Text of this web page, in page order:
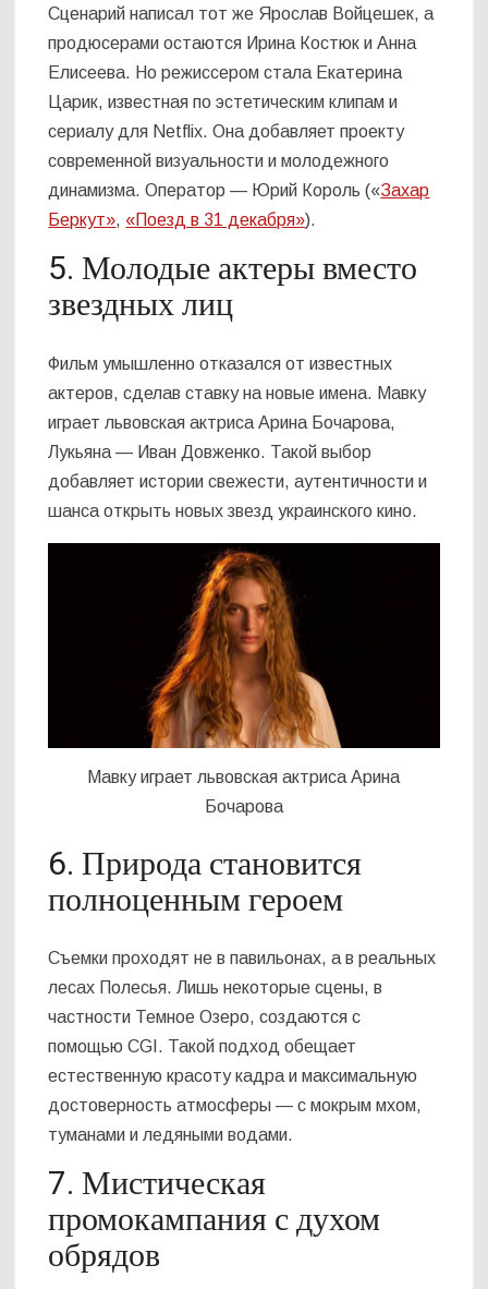
Сценарий написал тот же Ярослав Войцешек, а
продюсерами остаются Ирина Костюк и Анна
Елисеева. Но режиссером стала Екатерина
Царик, известная по эстетическим клипам и
сериалу для Netflix. Она добавляет проекту
современной визуальности и молодежного
динамизма. Оператор — Юрий Король («Захар
Беркут», «Поезд в 31 декабря»).
5. Молодые актеры вместо
звездных лиц
Фильм умышленно отказался от известных
актеров, сделав ставку на новые имена. Мавку
играет львовская актриса Арина Бочарова,
Лукьяна — Иван Довженко. Такой выбор
добавляет истории свежести, аутентичности и
шанса открыть новых звезд украинского кино.
Мавку играет львовская актриса Арина
Бочарова
6. Природа становится
полноценным героем
Съемки проходят не в павильонах, а в реальных
лесах Полесья. Лишь некоторые сцены, в
частности Темное Озеро, создаются с
помощью CGI. Такой подход обещает
естественную красоту кадра и максимальную
достоверность атмосферы — с мокрым мхом,
туманами и ледяными водами.
7. Мистическая
промокампания с духом
обрядов